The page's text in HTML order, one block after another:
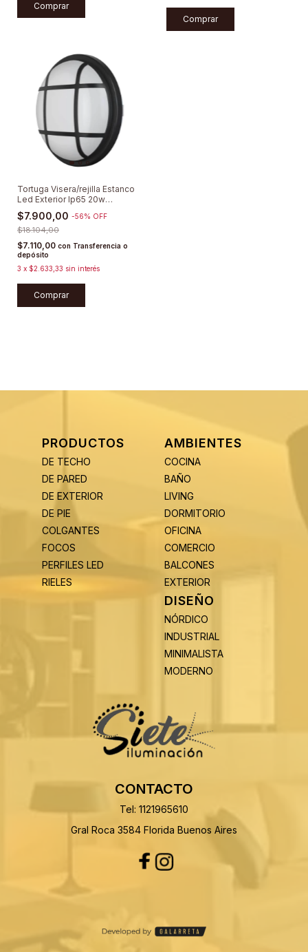
Comprar
Comprar
Tortuga Visera/rejilla Estanco
Led Exterior Ip65 20w
Lumenac
$7.900,00 -56% OFF
$18.104,00
$7.110,00 con Transferencia o
depósito
3 x $2.633,33 sin interés
Comprar
PRODUCTOS
DE TECHO
DE PARED
DE EXTERIOR
DE PIE
COLGANTES
FOCOS
PERFILES LED
RIELES
AMBIENTES
COCINA
BAÑO
LIVING
DORMITORIO
OFICINA
COMERCIO
BALCONES
EXTERIOR
DISEÑO
NÓRDICO
INDUSTRIAL
MINIMALISTA
MODERNO
CONTACTO
Tel: 1121965610
Gral Roca 3584 Florida Buenos Aires